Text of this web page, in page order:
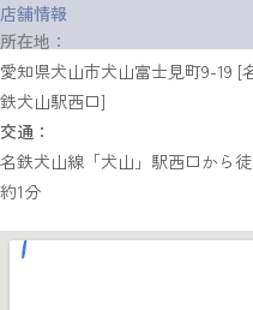
店舗情報
所在地：
愛知県犬山市犬山富士見町9-19 [
鉄犬山駅西口]
交通：
名鉄犬山線「犬山」駅西口から
約1分